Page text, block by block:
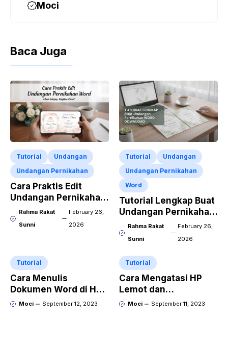
Moci
Baca Juga
Tutorial
Undangan
Undangan Pernikahan
Cara Praktis Edit
Undangan Pernikahan
Word Pakai HP
Rahma Rakat
Sunni
February 26,
2026
Tutorial
Undangan
Undangan Pernikahan
Word
Tutorial Lengkap Buat
Undangan Pernikahan
Word Download
Rahma Rakat
Sunni
February 26,
2026
Tutorial
Cara Menulis
Dokumen Word di HP
dan tips agar lebih Pro
Moci September 12, 2023
Tutorial
Cara Mengatasi HP
Lemot dan
Meningkatkan
Moci September 11, 2023